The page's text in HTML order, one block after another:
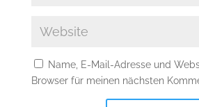
Name, E-Mail-Adresse und
Browser für meinen nächsten